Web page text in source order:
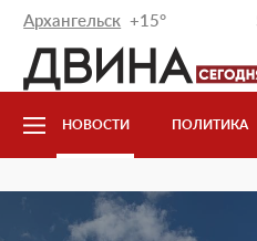
Архангельск +15°
НОВОСТИ ПОЛИТИКА